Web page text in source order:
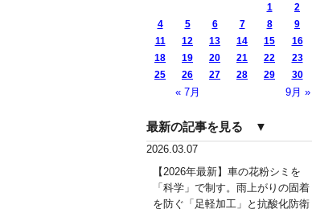
« 7月 9月 »
1 2
4
5 6 7 8 9
11
12 13 14 15 16
18
19 20 21 22 23
25
26 27 28 29 30
最新の記事を見る ▼
2026.03.07
【2026年最新】車の花粉シミを
「科学」で制す。雨上がりの固着
を防ぐ「足軽加工」と抗酸化防衛